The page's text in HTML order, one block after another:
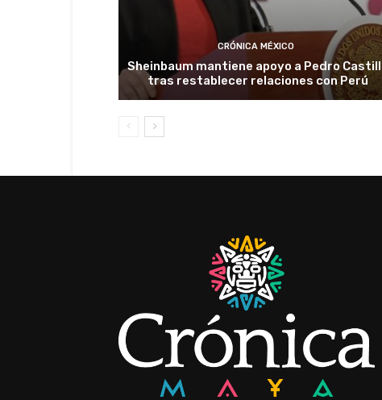
CRÓNICA MÉXICO
Sheinbaum mantiene apoyo a Pedro
tras restablecer relaciones con Perú